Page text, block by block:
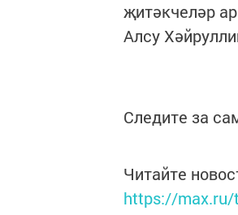
җитәкчеләр
Алсу
Следите за
Читайте
https://max.ru/